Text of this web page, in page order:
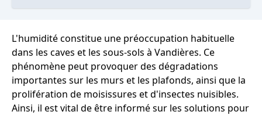
L'humidité constitue une préoccupation habituelle
dans les caves et les sous-sols à Vandières. Ce
phénomène peut provoquer des dégradations
importantes sur les murs et les plafonds, ainsi que la
prolifération de moisissures et d'insectes nuisibles.
Ainsi, il est vital de être informé sur les solutions pour